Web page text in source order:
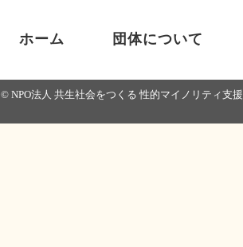
ホーム 団体について
© NPO法人 共生社会をつくる 性的マイノリティ支